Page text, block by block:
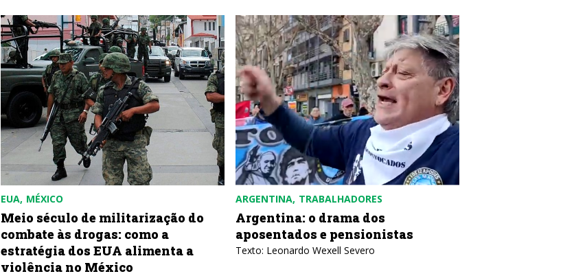
EUA MÉXICO
Meio século de militarização do
combate às drogas: como a
estratégia dos EUA alimenta a
violência no México
ARGENTINA TRABALHADORES
Argentina: o drama dos
aposentados e pensionistas
Texto: Leonardo Wexell Severo